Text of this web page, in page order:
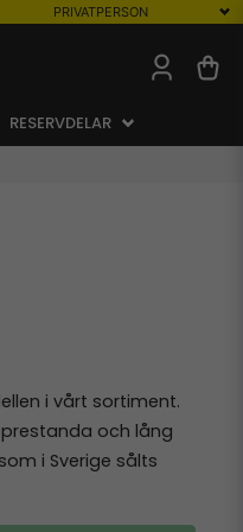
RESERVDELAR
i vårt sortiment.
och lång
i Sverige sålts